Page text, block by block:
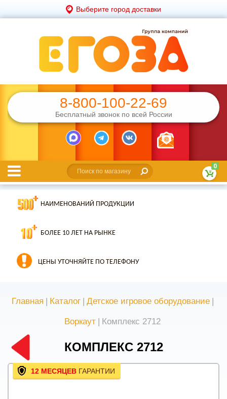
Выберите город доставки
8-800-100-22-69
Бесплатный звонок по всей России
0
НАИМЕНОВАНИЙ ПРОДУКЦИИ
БОЛЕЕ 10 ЛЕТ НА РЫНКЕ
ЦЕНЫ УТОЧНЯЙТЕ ПО ТЕЛЕФОНУ
Главная | Каталог | Детское игровое оборудование |
Воркаут | Комплекс 2712
КОМПЛЕКС 2712
12 МЕСЯЦЕВ ГАРАНТИИ